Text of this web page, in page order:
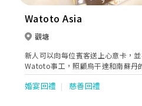
Watoto Asia
觀塘
新人可以向每位賓客送上心意卡，
Watoto事工，照顧烏干達和南蘇丹
孩，為遠方的孩子也帶來影響一生
人更可以透過心意卡與賓客分享助人
婚宴回禮 慈善回禮